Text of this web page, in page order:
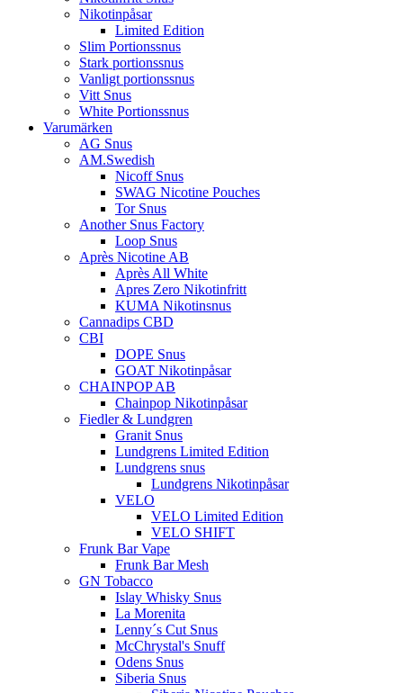
Nikotinpåsar
Limited Edition
Slim Portionssnus
Stark portionssnus
Vanligt portionssnus
Vitt Snus
White Portionssnus
Varumärken
AG Snus
AM.Swedish
Nicoff Snus
SWAG Nicotine Pouches
Tor Snus
Another Snus Factory
Loop Snus
Après Nicotine AB
Après All White
Apres Zero Nikotinfritt
KUMA Nikotinsnus
Cannadips CBD
CBI
DOPE Snus
GOAT Nikotinpåsar
CHAINPOP AB
Chainpop Nikotinpåsar
Fiedler & Lundgren
Granit Snus
Lundgrens Limited Edition
Lundgrens snus
Lundgrens Nikotinpåsar
VELO
VELO Limited Edition
VELO SHIFT
Frunk Bar Vape
Frunk Bar Mesh
GN Tobacco
Islay Whisky Snus
La Morenita
Lenny´s Cut Snus
McChrystal's Snuff
Odens Snus
Siberia Snus